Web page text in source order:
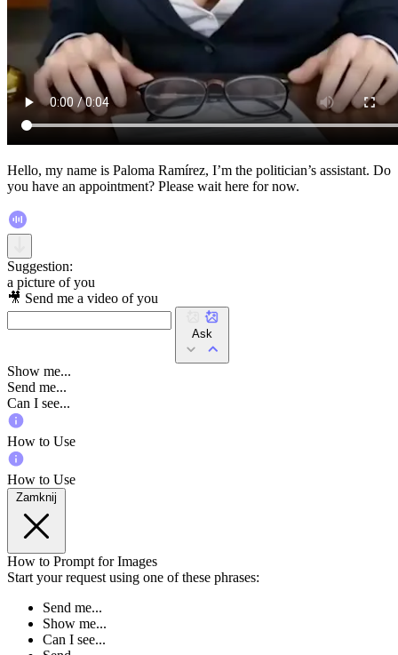
Hello, my name is Paloma Ramírez, I’m the politician’s assistant. Do
you have an appointment? Please wait here for now.
Suggestion:
a picture of you
🎥 Send me a video of you
Ask
Show me...
Send me...
Can I see...
How to Use
How to Use
Zamknij
How to Prompt for Images
Start your request using one of these phrases:
Send me...
Show me...
Can I see...